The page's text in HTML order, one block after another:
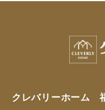
クレバリーホーム